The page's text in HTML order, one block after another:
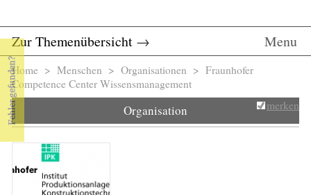
Zur Themenübersicht → Menu
Sie sind hier
Home > Menschen > Organisationen > Fraunhofer
Competence Center Wissensmanagement
Organisation merken